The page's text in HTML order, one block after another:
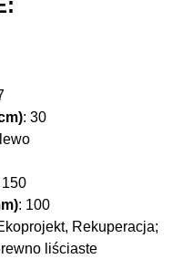
: 30
150
: 100
Rekuperacja;
liściaste